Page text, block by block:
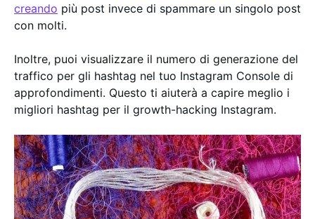
creando più post invece di spammare un singolo post
con molti.
Inoltre, puoi visualizzare il numero di generazione del
traffico per gli hashtag nel tuo Instagram Console di
approfondimenti. Questo ti aiuterà a capire meglio i
migliori hashtag per il growth-hacking Instagram.